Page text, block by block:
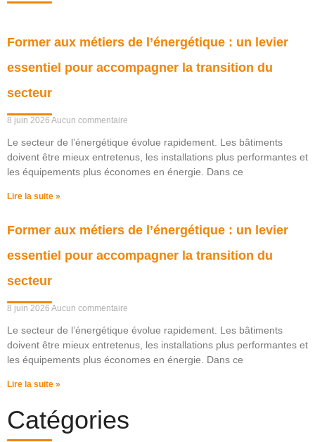
Former aux métiers de l’énergétique : un levier
essentiel pour accompagner la transition du
secteur
8 juin 2026 Aucun commentaire
Le secteur de l’énergétique évolue rapidement. Les bâtiments
doivent être mieux entretenus, les installations plus performantes et
les équipements plus économes en énergie. Dans ce
Lire la suite »
Former aux métiers de l’énergétique : un levier
essentiel pour accompagner la transition du
secteur
8 juin 2026 Aucun commentaire
Le secteur de l’énergétique évolue rapidement. Les bâtiments
doivent être mieux entretenus, les installations plus performantes et
les équipements plus économes en énergie. Dans ce
Lire la suite »
Catégories